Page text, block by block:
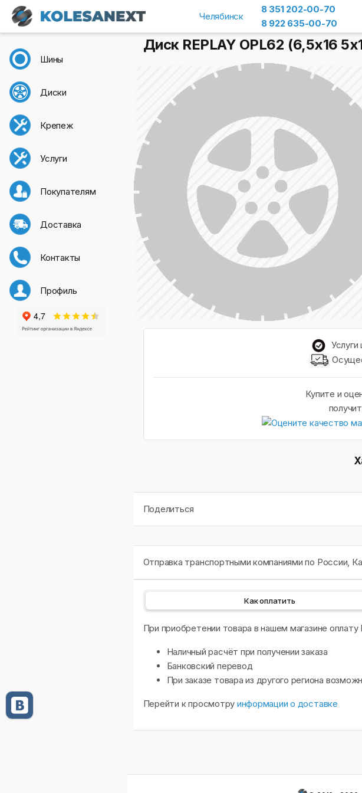
Челябинск
8 351 202-00-70
8 922 635-00-70
Шины
Диски
Крепеж
Услуги
Покупателям
Доставка
Контакты
Профиль
Диск REPLAY OPL62 (6,5х16
Купите и
Поделиться
Отправка транспортными компаниями по России,
Как оплатить
При приобретении товара в нашем магазине
Наличный расчёт при получении заказа
Банковский перевод
При заказе товара из другого региона
Перейти к просмотру информации о доставке